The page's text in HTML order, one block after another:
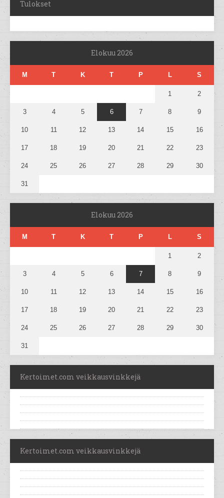
Tulokset
Elokuu 2026
M T K T P L S
1 2
3 4 5 6 7 8 9
10 11 12 13 14 15 16
17 18 19 20 21 22 23
24 25 26 27 28 29 30
31
Elokuu 2026
M T K T P L S
1 2
3 4 5 6 7 8 9
10 11 12 13 14 15 16
17 18 19 20 21 22 23
24 25 26 27 28 29 30
31
Kertoimet.com veikkausvinkkejä
Kertoimet.com veikkausvinkkejä